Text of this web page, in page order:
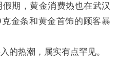
期，黄金消费热也在武汉
金条和黄金首饰的顾客暴
的热潮，属实有点罕见。